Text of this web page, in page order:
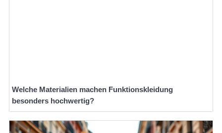
Welche Materialien machen Funktionskleidung
besonders hochwertig?